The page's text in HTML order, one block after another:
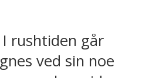
rushtiden går
ved sin noe